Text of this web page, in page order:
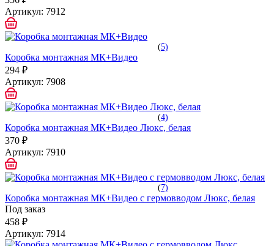
Артикул: 7912
(5)
Коробка монтажная МК+Видео
294 ₽
Артикул: 7908
(4)
Коробка монтажная МК+Видео Люкс, белая
370 ₽
Артикул: 7910
(7)
Коробка монтажная МК+Видео с гермовводом Люкс, белая
Под заказ
458 ₽
Артикул: 7914